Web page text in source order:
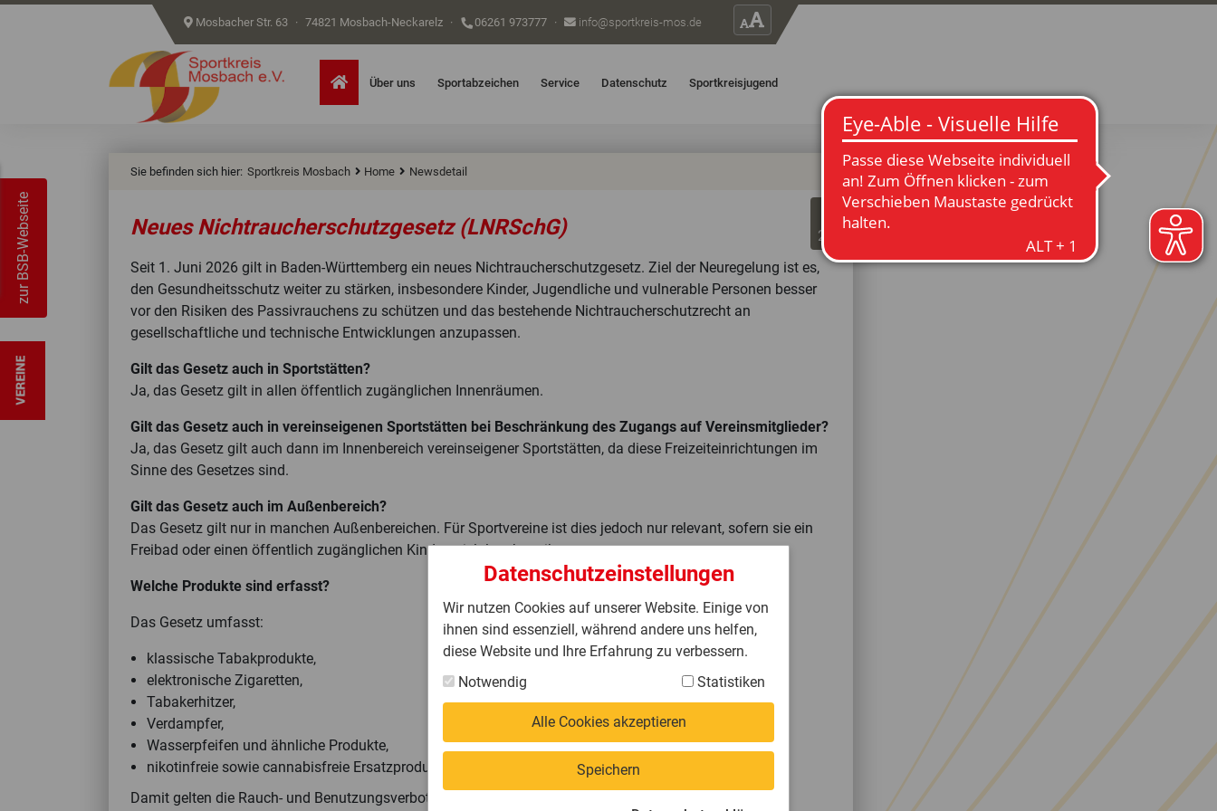
Datenschutzeinstellungen
Wir nutzen Cookies auf unserer Website. Einige von
ihnen sind essenziell, während andere uns helfen,
diese Website und Ihre Erfahrung zu verbessern.
Notwendig
Statistiken
Alle Cookies akzeptieren
Speichern
Mosbacher Str. 63 · 74821 Mosbach-Neckarelz · 06261 973777 · info@sportkreis-mos.de
HomeÜber uns Sportabzeichen Service Datenschutz Sportkreisjugend
Sie befinden sich hier: Sportkreis Mosbach Home Newsdetail
Jun
2026
Neues Nichtraucherschutzgesetz (LNRSchG)
Seit 1. Juni 2026 gilt in Baden-Württemberg ein neues Nichtraucherschutzgesetz. Ziel der Neuregelung ist es,
den Gesundheitsschutz weiter zu stärken, insbesondere Kinder, Jugendliche und vulnerable Personen besser
vor den Risiken des Passivrauchens zu schützen und das bestehende Nichtraucherschutzrecht an
gesellschaftliche und technische Entwicklungen anzupassen.
Gilt das Gesetz auch in Sportstätten?
Ja, das Gesetz gilt in allen öffentlich zugänglichen Innenräumen.
Gilt das Gesetz auch in vereinseigenen Sportstätten bei Beschränkung des Zugangs auf Vereinsmitglieder?
Ja, das Gesetz gilt auch dann im Innenbereich vereinseigener Sportstätten, da diese Freizeiteinrichtungen im
Sinne des Gesetzes sind.
Gilt das Gesetz auch im Außenbereich?
Das Gesetz gilt nur in manchen Außenbereichen. Für Sportvereine ist dies jedoch nur relevant, sofern sie ein
Freibad oder einen öffentlich zugänglichen Kinderspielplatz betreiben.
Welche Produkte sind erfasst?
Das Gesetz umfasst:
klassische Tabakprodukte,
elektronische Zigaretten,
Tabakerhitzer,
Verdampfer,
Wasserpfeifen und ähnliche Produkte,
nikotinfreie sowie cannabisfreie Ersatzprodukte.
Damit gelten die Rauch- und Benutzungsverbote unabhängig davon, welche Stoffe konsumiert werden.
zur BSB-Webseite